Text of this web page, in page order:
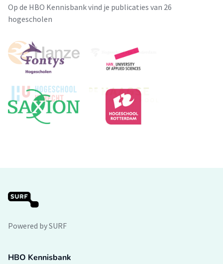
Op de HBO Kennisbank vind je publicaties van 26
hogescholen
Powered by SURF
HBO Kennisbank